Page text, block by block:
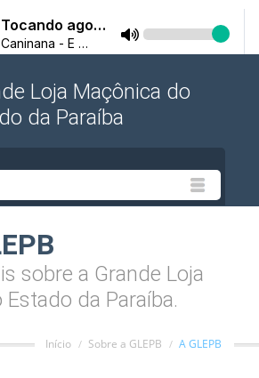
Loja Maçônica do
da Paraíba
sobre a Grande Loja
da Paraíba.
Início Sobre a GLEPB A GLEPB